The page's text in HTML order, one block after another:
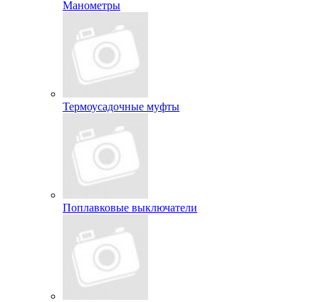
Манометры
Термоусадочные муфты
Поплавковые выключатели